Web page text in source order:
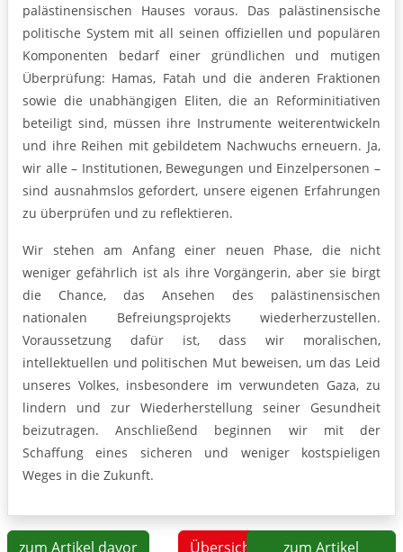
palästinensischen Hauses voraus. Das palästinensische
politische System mit all seinen offiziellen und populären
Komponenten bedarf einer gründlichen und mutigen
Überprüfung: Hamas, Fatah und die anderen Fraktionen
sowie die unabhängigen Eliten, die an Reforminitiativen
beteiligt sind, müssen ihre Instrumente weiterentwickeln
und ihre Reihen mit gebildetem Nachwuchs erneuern. Ja,
wir alle – Institutionen, Bewegungen und Einzelpersonen –
sind ausnahmslos gefordert, unsere eigenen Erfahrungen
zu überprüfen und zu reflektieren.
Wir stehen am Anfang einer neuen Phase, die nicht
weniger gefährlich ist als ihre Vorgängerin, aber sie birgt
die Chance, das Ansehen des palästinensischen
nationalen Befreiungsprojekts wiederherzustellen.
Voraussetzung dafür ist, dass wir moralischen,
intellektuellen und politischen Mut beweisen, um das Leid
unseres Volkes, insbesondere im verwundeten Gaza, zu
lindern und zur Wiederherstellung seiner Gesundheit
beizutragen. Anschließend beginnen wir mit der
Schaffung eines sicheren und weniger kostspieligen
Weges in die Zukunft.
zum Artikel davor Übersicht zum Artikel